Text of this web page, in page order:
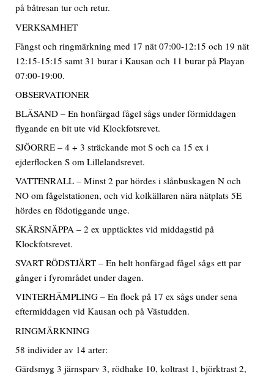
på båtresan tur och retur.
VERKSAMHET
Fångst och ringmärkning med 17 nät 07:00-12:15 och 19 nät
12:15-15:15 samt 31 burar i Kausan och 11 burar på Playan
07:00-19:00.
OBSERVATIONER
BLÄSAND – En honfärgad fågel sågs under förmiddagen
flygande en bit ute vid Klockfotsrevet.
SJÖORRE – 4 + 3 sträckande mot S och ca 15 ex i
ejderflocken S om Lillelandsrevet.
VATTENRALL – Minst 2 par hördes i slånbuskagen N och
NO om fågelstationen, och vid kolkällaren nära nätplats 5E
hördes en födotiggande unge.
SKÄRSNÄPPA – 2 ex upptäcktes vid middagstid på
Klockfotsrevet.
SVART RÖDSTJÄRT – En helt honfärgad fågel sågs ett par
gånger i fyrområdet under dagen.
VINTERHÄMPLING – En flock på 17 ex sågs under sena
eftermiddagen vid Kausan och på Västudden.
RINGMÄRKNING
58 individer av 14 arter:
Gärdsmyg 3 järnsparv 3, rödhake 10, koltrast 1, björktrast 2,